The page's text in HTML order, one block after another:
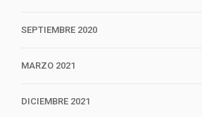
SEPTIEMBRE 2020
MARZO 2021
DICIEMBRE 2021